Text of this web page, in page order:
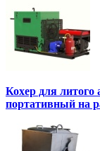
Кохер для литого
портативный на